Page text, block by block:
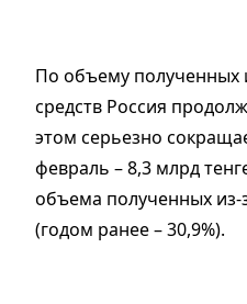
По объему полученных
средств Россия
этом серьезно
февраль – 8,3 млрд
объема полученных из-
(годом ранее – 30,9%).